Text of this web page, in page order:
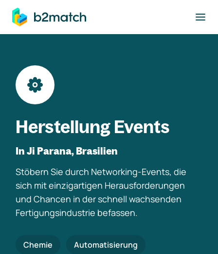
springen
Herstellung Events
In Ji Parana, Brasilien
Stöbern Sie durch Networking-Events, die
sich mit einzigartigen Herausforderungen
und Chancen in der schnell wachsenden
Fertigungsindustrie befassen.
Chemie Automatisierung